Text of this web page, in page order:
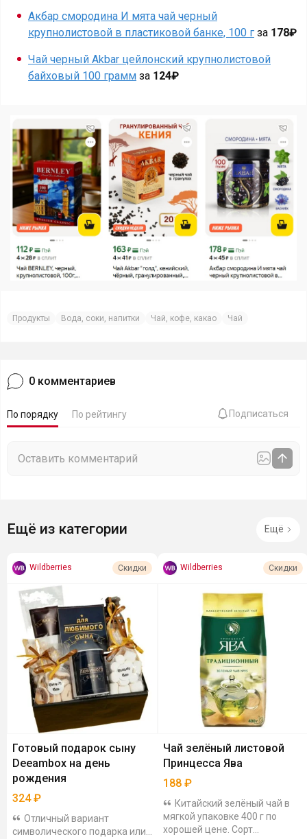
Акбар смородина И мята чай черный
крупнолистовой в пластиковой банке, 100 г за 178₽
Чай черный Akbar цейлонский крупнолистовой
байховый 100 грамм за 124₽
Продукты Вода, соки, напитки Чай, кофе, какао Чай
0 комментариев
По порядку По рейтингу Подписаться
Ещё из категории Ещё
Wildberries Скидки
Готовый подарок сыну
Deeambox на день
рождения
324₽
Отличный вариант
символического подарка или
Wildberries Скидки
Чай зелёный листовой
Принцесса Ява
188 ₽
Китайский зелёный чай в
мягкой упаковке 400 г по
хорошей цене. Сорт